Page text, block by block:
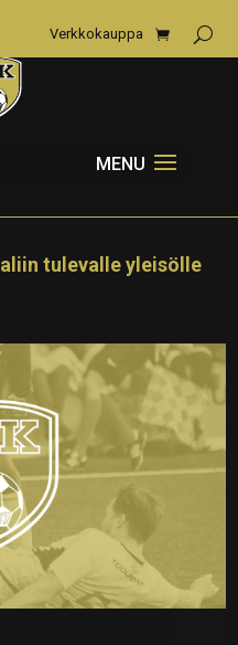
Verkkokauppa
tulevalle yleisölle